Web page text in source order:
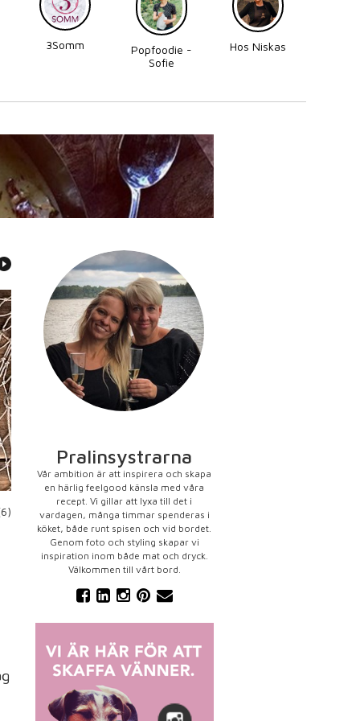
3Somm
Popfoodie -
Sofie
Hos Niskas
Pralinsystrarna
Vår ambition är att inspirera och skapa
en härlig feelgood känsla med våra
recept. Vi gillar att lyxa till det i
vardagen, många timmar spenderas i
köket, både runt spisen och vid bordet.
Genom foto och styling skapar vi
inspiration inom både mat och dryck.
Välkommen till vårt bord.